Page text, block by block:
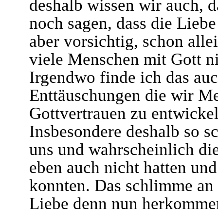
deshalb wissen wir auch,
noch sagen, dass die
aber vorsichtig, schon
viele Menschen mit Gott
Irgendwo finde ich das
Enttäuschungen die wir
Gottvertrauen zu
Insbesondere deshalb so
uns und wahrscheinlich
eben auch nicht hatten
konnten. Das schlimme
Liebe denn nun